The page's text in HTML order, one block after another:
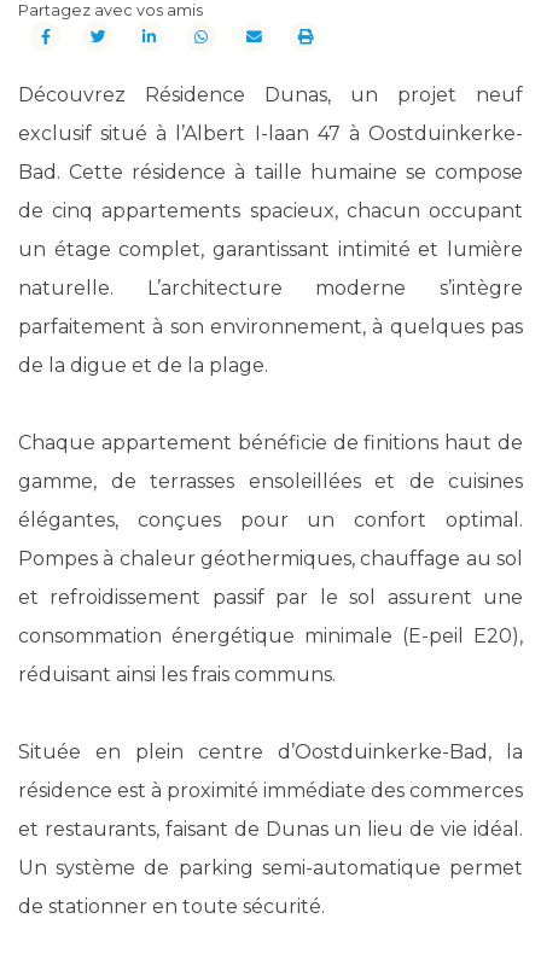
Partagez avec vos amis
Découvrez Résidence Dunas, un projet neuf
exclusif situé à l’Albert I-laan 47 à Oostduinkerke-
Bad. Cette résidence à taille humaine se compose
de cinq appartements spacieux, chacun occupant
un étage complet, garantissant intimité et lumière
naturelle. L’architecture moderne s’intègre
parfaitement à son environnement, à quelques pas
de la digue et de la plage.
Chaque appartement bénéficie de finitions haut de
gamme, de terrasses ensoleillées et de cuisines
élégantes, conçues pour un confort optimal.
Pompes à chaleur géothermiques, chauffage au sol
et refroidissement passif par le sol assurent une
consommation énergétique minimale (E-peil E20),
réduisant ainsi les frais communs.
Située en plein centre d’Oostduinkerke-Bad, la
résidence est à proximité immédiate des commerces
et restaurants, faisant de Dunas un lieu de vie idéal.
Un système de parking semi-automatique permet
de stationner en toute sécurité.